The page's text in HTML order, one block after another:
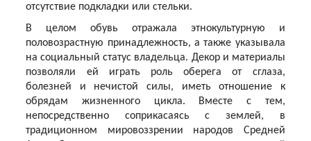
отсутствие подкладки или стельки.
В целом обувь отражала этнокультурную и
половозрастную принадлежность, а также указывала
на социальный статус владельца. Декор и материалы
позволяли ей играть роль оберега от сглаза,
болезней и нечистой силы, иметь отношение к
обрядам жизненного цикла. Вместе с тем,
непосредственно соприкасаясь с землей, в
традиционном мировоззрении народов Средней